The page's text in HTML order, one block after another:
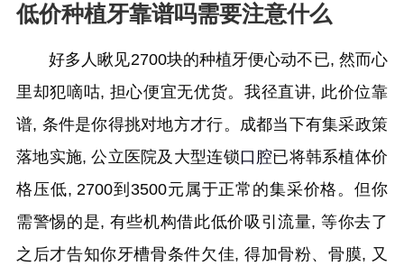
低价种植牙靠谱吗需要注意什么
好多人瞅见2700块的种植牙便心动不已, 然而心
里却犯嘀咕, 担心便宜无优货。我径直讲, 此价位靠
谱, 条件是你得挑对地方才行。成都当下有集采政策
落地实施, 公立医院及大型连锁口腔已将韩系植体价
格压低, 2700到3500元属于正常的集采价格。但你
需警惕的是, 有些机构借此低价吸引流量, 等你去了
之后才告知你牙槽骨条件欠佳, 得加骨粉、骨膜, 又